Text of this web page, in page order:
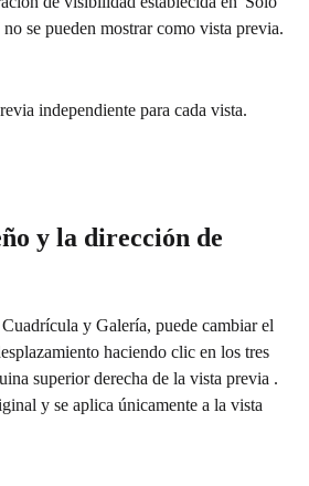
se pueden mostrar como vista previa.
independiente para cada vista.
y la dirección de
y Galería, puede cambiar el
haciendo clic en los tres
superior derecha de la vista previa .
y se aplica únicamente a la vista